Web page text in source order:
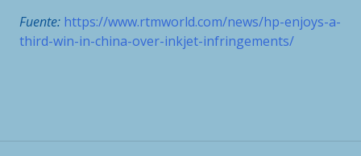
Fuente: https://www.rtmworld.com/news/hp-enjoys-a-
third-win-in-china-over-inkjet-infringements/